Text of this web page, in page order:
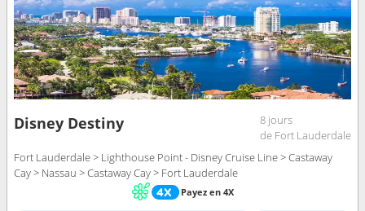
Disney Destiny
8 jours
de Fort Lauderdale
Fort Lauderdale > Lighthouse Point - Disney Cruise Line > Castaway
Cay > Nassau > Castaway Cay > Fort Lauderdale
Payez en 4X